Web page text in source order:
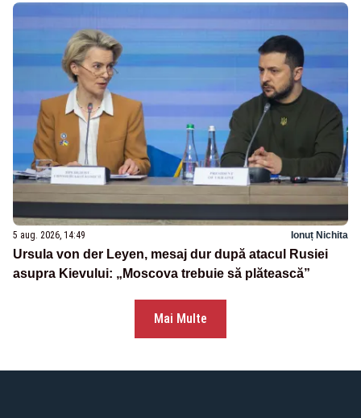
5 aug. 2026, 14:49 Ionuț Nichita
Ursula von der Leyen, mesaj dur după atacul Rusiei
asupra Kievului: „Moscova trebuie să plătească”
Mai Multe